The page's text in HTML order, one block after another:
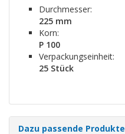
Durchmesser:
225 mm
Korn:
P 100
Verpackungseinheit:
25 Stück
Dazu passende Produkte